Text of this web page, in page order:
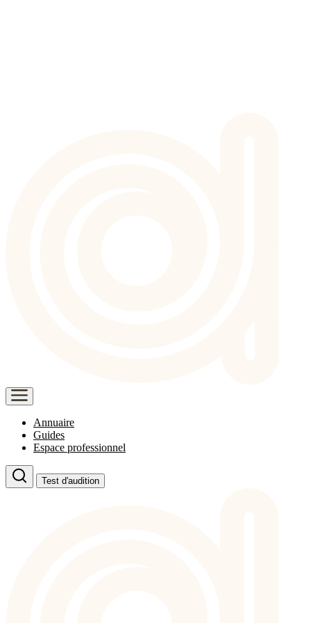
Annuaire
Guides
Espace professionnel
Test d'audition